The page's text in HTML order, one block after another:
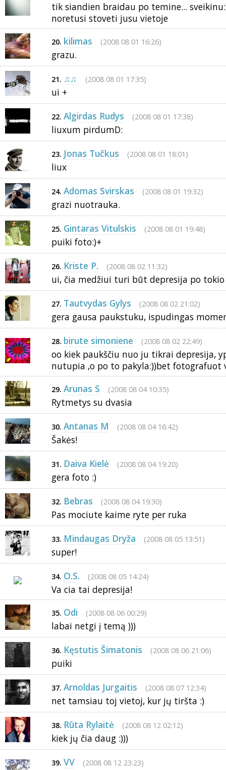
tik siandien braidau po temine...
noretusi stoveti jusu vietoje
20. kilimas (2008 08 01 16:26)
grazu.
21. ♫♫ (2008 08 01 17:35)
ui +
22. Algirdas Rudys (2008 08 01 17:38)
liuxum pirdumD:
23. Jonas Tučkus (2008 08 01 18:01)
liux
24. Adomas Svirskas (2008 08 01 19:32)
grazi nuotrauka.
25. Gintaras Vitulskis (2008 08 01 19:48)
puiki foto:)+
26. Kriste P. (2008 08 02 11:32)
ui, čia medžiui turi būt depresija po
27. Tautvydas Gylys (2008 08 02 21:02)
gera gausa paukstuku, ispudingas
28. birute simoniene (2008 08 02 22:49)
oo kiek paukščiu nuo ju tikrai depresija,
nutupia ,o po to pakyla:))bet fotografuot
29. Arunas S (2008 08 04 10:35)
Rytmetys su dvasia
30. Antanas M (2008 08 04 16:42)
Šakės!
31. Daiva Kielė (2008 08 04 19:20)
gera foto :)
32. Bebras (2008 08 04 19:30)
Pas mociute kaime ryte per ruka
33. Mindaugas Dryža (2008 08 05 13:51)
super!
34. O.S. (2008 08 05 14:24)
Va cia tai depresija!
35. Odi (2008 08 06 00:29)
labai netgi į temą )))
36. Kęstutis Šimatonis (2008 08 06 21:06)
puiki
37. Arnoldas Jurgaitis (2008 08 07 12:34)
net tamsiau toj vietoj, kur jų tiršta :)
38. Rūta Rylaitė (2008 08 12 02:12)
kiek jų čia daug :)))
39. VV (2008 08 12 23:23)